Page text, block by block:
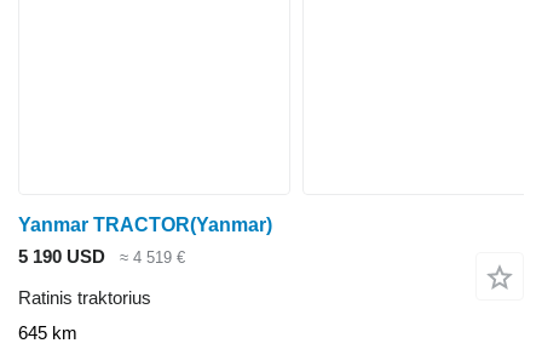
Yanmar TRACTOR(Yanmar)
5 190 USD
≈ 4 519 €
Ratinis traktorius
645 km